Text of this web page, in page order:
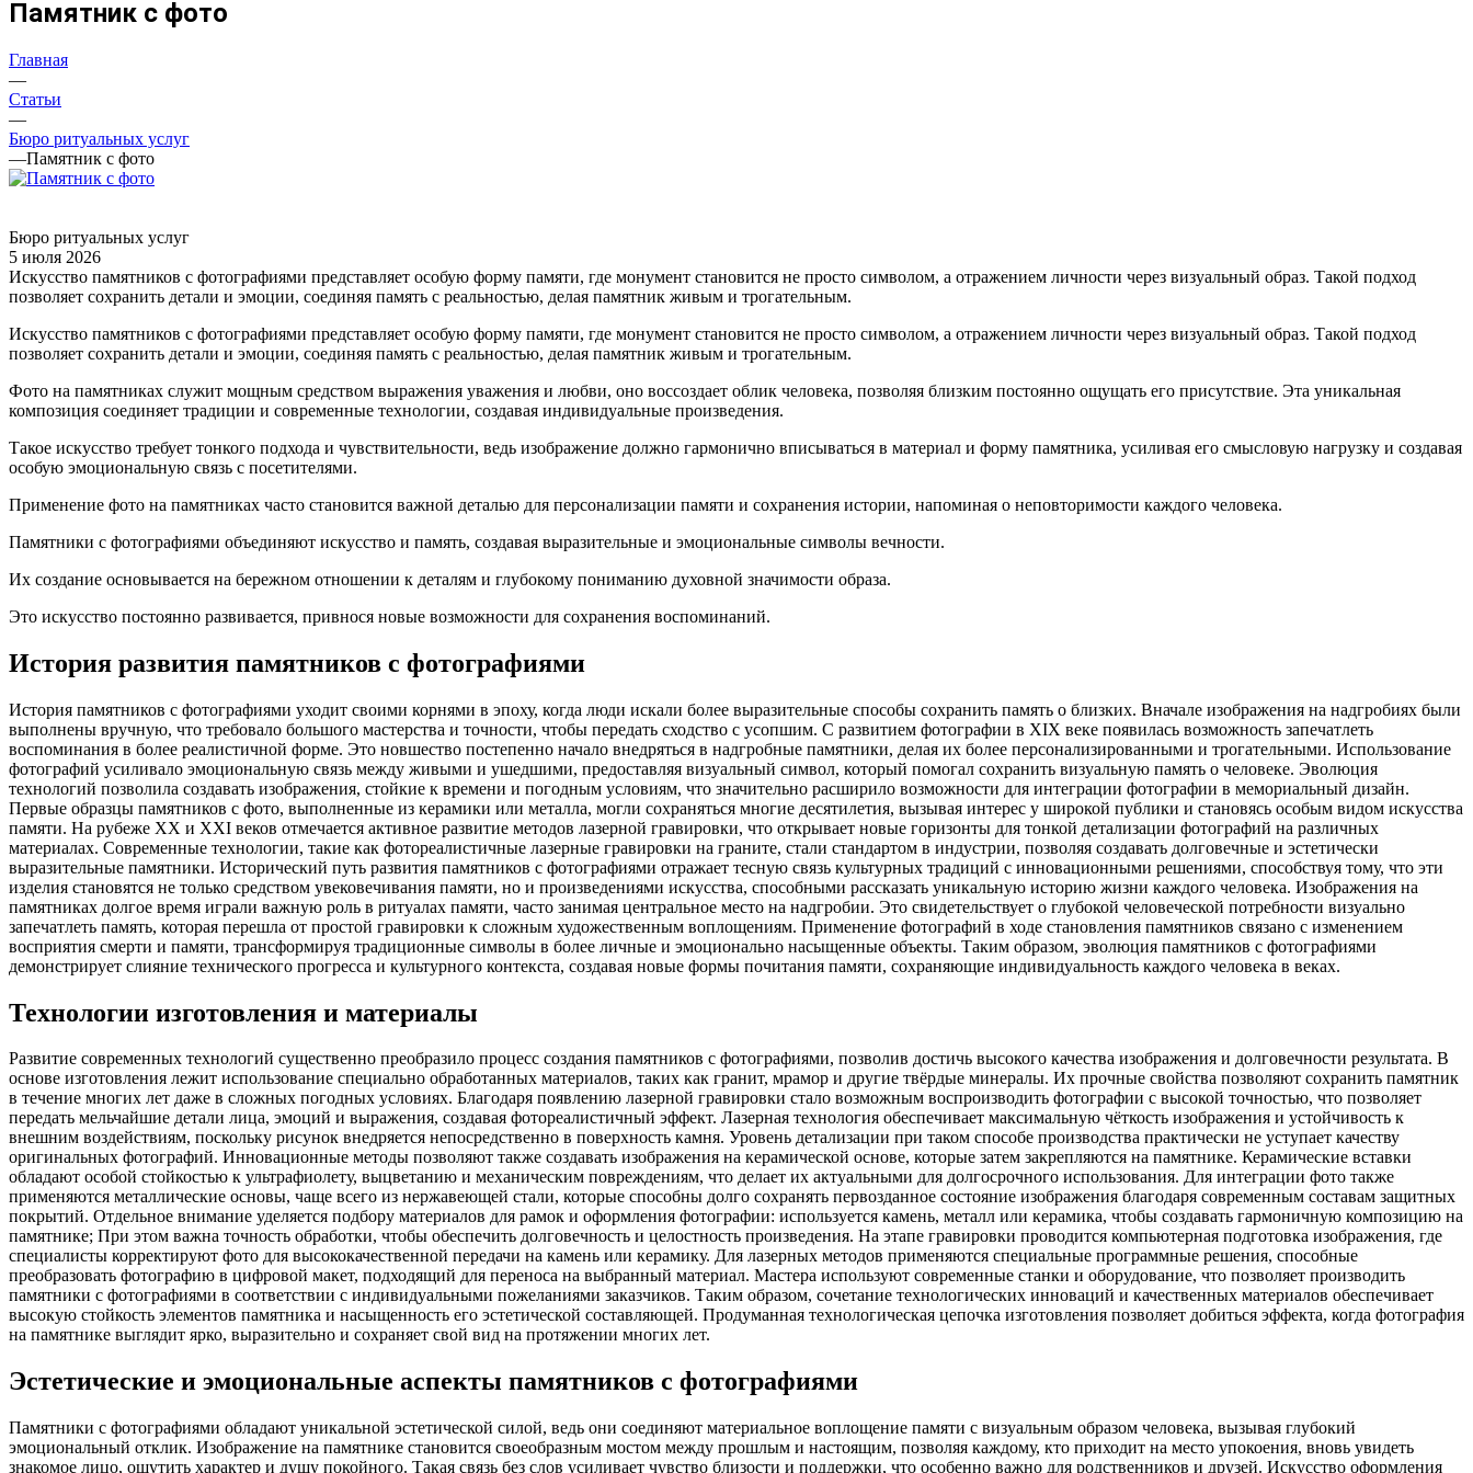
Памятник с фото
Главная
—
Статьи
—
Бюро ритуальных услуг
—Памятник с фото
Бюро ритуальных услуг
5 июля 2026
Искусство памятников с фотографиями представляет особую форму памяти, где монумент становится не просто символом, а отражением личности через визуальный образ. Такой подход
позволяет сохранить детали и эмоции, соединяя память с реальностью, делая памятник живым и трогательным.
Искусство памятников с фотографиями представляет особую форму памяти, где монумент становится не просто символом, а отражением личности через визуальный образ. Такой подход
позволяет сохранить детали и эмоции, соединяя память с реальностью, делая памятник живым и трогательным.
Фото на памятниках служит мощным средством выражения уважения и любви, оно воссоздает облик человека, позволяя близким постоянно ощущать его присутствие. Эта уникальная
композиция соединяет традиции и современные технологии, создавая индивидуальные произведения.
Такое искусство требует тонкого подхода и чувствительности, ведь изображение должно гармонично вписываться в материал и форму памятника, усиливая его смысловую нагрузку и создавая
особую эмоциональную связь с посетителями.
Применение фото на памятниках часто становится важной деталью для персонализации памяти и сохранения истории, напоминая о неповторимости каждого человека.
Памятники с фотографиями объединяют искусство и память, создавая выразительные и эмоциональные символы вечности.
Их создание основывается на бережном отношении к деталям и глубокому пониманию духовной значимости образа.
Это искусство постоянно развивается, привнося новые возможности для сохранения воспоминаний.
История развития памятников с фотографиями
История памятников с фотографиями уходит своими корнями в эпоху, когда люди искали более выразительные способы сохранить память о близких. Вначале изображения на надгробиях были
выполнены вручную, что требовало большого мастерства и точности, чтобы передать сходство с усопшим. С развитием фотографии в XIX веке появилась возможность запечатлеть
воспоминания в более реалистичной форме. Это новшество постепенно начало внедряться в надгробные памятники, делая их более персонализированными и трогательными. Использование
фотографий усиливало эмоциональную связь между живыми и ушедшими, предоставляя визуальный символ, который помогал сохранить визуальную память о человеке. Эволюция
технологий позволила создавать изображения, стойкие к времени и погодным условиям, что значительно расширило возможности для интеграции фотографии в мемориальный дизайн.
Первые образцы памятников с фото, выполненные из керамики или металла, могли сохраняться многие десятилетия, вызывая интерес у широкой публики и становясь особым видом искусства
памяти. На рубеже XX и XXI веков отмечается активное развитие методов лазерной гравировки, что открывает новые горизонты для тонкой детализации фотографий на различных
материалах. Современные технологии, такие как фотореалистичные лазерные гравировки на граните, стали стандартом в индустрии, позволяя создавать долговечные и эстетически
выразительные памятники. Исторический путь развития памятников с фотографиями отражает тесную связь культурных традиций с инновационными решениями, способствуя тому, что эти
изделия становятся не только средством увековечивания памяти, но и произведениями искусства, способными рассказать уникальную историю жизни каждого человека. Изображения на
памятниках долгое время играли важную роль в ритуалах памяти, часто занимая центральное место на надгробии. Это свидетельствует о глубокой человеческой потребности визуально
запечатлеть память, которая перешла от простой гравировки к сложным художественным воплощениям. Применение фотографий в ходе становления памятников связано с изменением
восприятия смерти и памяти, трансформируя традиционные символы в более личные и эмоционально насыщенные объекты. Таким образом, эволюция памятников с фотографиями
демонстрирует слияние технического прогресса и культурного контекста, создавая новые формы почитания памяти, сохраняющие индивидуальность каждого человека в веках.
Технологии изготовления и материалы
Развитие современных технологий существенно преобразило процесс создания памятников с фотографиями, позволив достичь высокого качества изображения и долговечности результата. В
основе изготовления лежит использование специально обработанных материалов, таких как гранит, мрамор и другие твёрдые минералы. Их прочные свойства позволяют сохранить памятник
в течение многих лет даже в сложных погодных условиях. Благодаря появлению лазерной гравировки стало возможным воспроизводить фотографии с высокой точностью, что позволяет
передать мельчайшие детали лица, эмоций и выражения, создавая фотореалистичный эффект. Лазерная технология обеспечивает максимальную чёткость изображения и устойчивость к
внешним воздействиям, поскольку рисунок внедряется непосредственно в поверхность камня. Уровень детализации при таком способе производства практически не уступает качеству
оригинальных фотографий. Инновационные методы позволяют также создавать изображения на керамической основе, которые затем закрепляются на памятнике. Керамические вставки
обладают особой стойкостью к ультрафиолету, выцветанию и механическим повреждениям, что делает их актуальными для долгосрочного использования. Для интеграции фото также
применяются металлические основы, чаще всего из нержавеющей стали, которые способны долго сохранять первозданное состояние изображения благодаря современным составам защитных
покрытий. Отдельное внимание уделяется подбору материалов для рамок и оформления фотографии: используется камень, металл или керамика, чтобы создавать гармоничную композицию на
памятнике; При этом важна точность обработки, чтобы обеспечить долговечность и целостность произведения. На этапе гравировки проводится компьютерная подготовка изображения, где
специалисты корректируют фото для высококачественной передачи на камень или керамику. Для лазерных методов применяются специальные программные решения, способные
преобразовать фотографию в цифровой макет, подходящий для переноса на выбранный материал. Мастера используют современные станки и оборудование, что позволяет производить
памятники с фотографиями в соответствии с индивидуальными пожеланиями заказчиков. Таким образом, сочетание технологических инноваций и качественных материалов обеспечивает
высокую стойкость элементов памятника и насыщенность его эстетической составляющей. Продуманная технологическая цепочка изготовления позволяет добиться эффекта, когда фотография
на памятнике выглядит ярко, выразительно и сохраняет свой вид на протяжении многих лет.
Эстетические и эмоциональные аспекты памятников с фотографиями
Памятники с фотографиями обладают уникальной эстетической силой, ведь они соединяют материальное воплощение памяти с визуальным образом человека, вызывая глубокий
эмоциональный отклик. Изображение на памятнике становится своеобразным мостом между прошлым и настоящим, позволяя каждому, кто приходит на место упокоения, вновь увидеть
знакомое лицо, ощутить характер и душу покойного. Такая связь без слов усиливает чувство близости и поддержки, что особенно важно для родственников и друзей. Искусство оформления